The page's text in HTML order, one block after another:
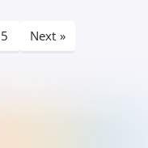
5 Next »